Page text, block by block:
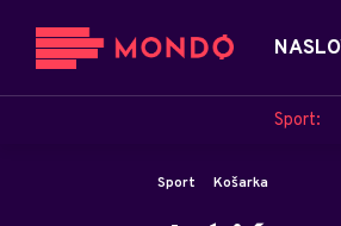
Sport:
Sport Košarka